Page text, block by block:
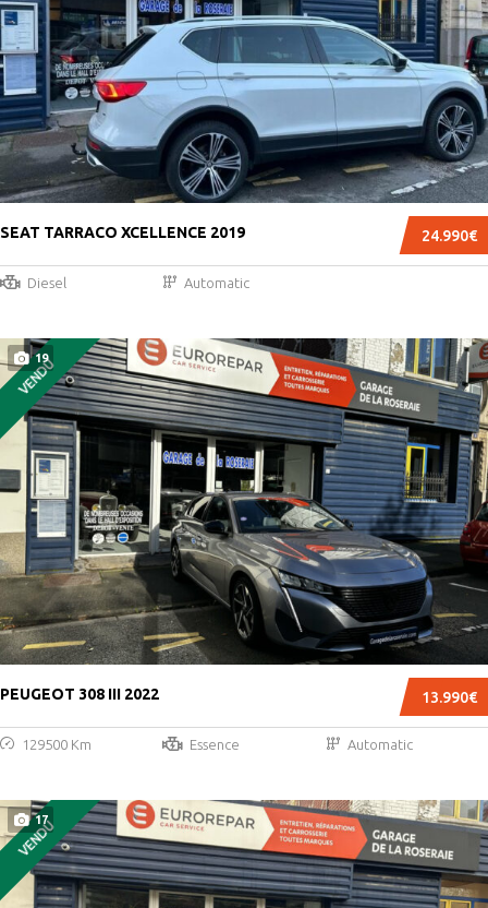
24.990€
SEAT TARRACO XCELLENCE 2019
Diesel Automatic
19
VENDU
13.990€
PEUGEOT 308 III 2022
129500 Km Essence Automatic
17
VENDU